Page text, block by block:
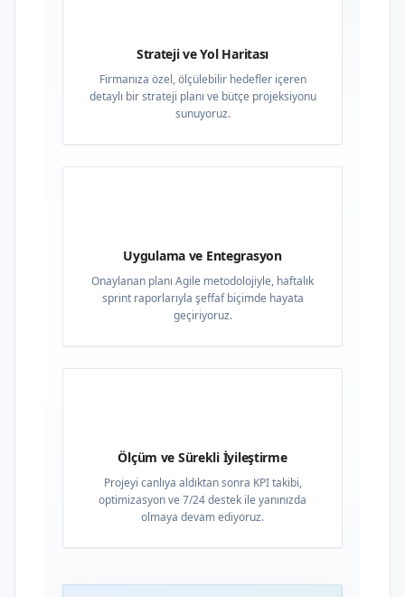
Strateji ve Yol Haritası
Firmanıza özel, ölçülebilir hedefler içeren
detaylı bir strateji planı ve bütçe projeksiyonu
sunuyoruz.
Uygulama ve Entegrasyon
Onaylanan planı Agile metodolojiyle, haftalık
sprint raporlarıyla şeffaf biçimde hayata
geçiriyoruz.
Ölçüm ve Sürekli İyileştirme
Projeyi canlıya aldıktan sonra KPI takibi,
optimizasyon ve 7/24 destek ile yanınızda
olmaya devam ediyoruz.